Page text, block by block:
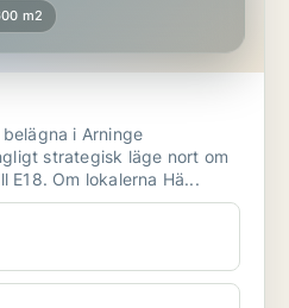
m2
strategisk läge nort om
Stockholm med närhet till E18. Om lokalerna Hä...